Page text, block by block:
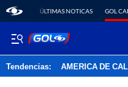
ÚLTIMAS NOTICAS GOL
Tendencias: AMERICA DE